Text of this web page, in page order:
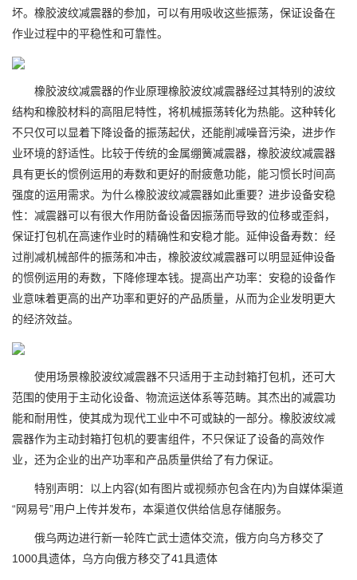
坏。橡胶波纹减震器的参加，可以有用吸收这些振荡，保证设备在
作业过程中的平稳性和可靠性。
橡胶波纹减震器的作业原理橡胶波纹减震器经过其特别的波纹
结构和橡胶材料的高阻尼特性，将机械振荡转化为热能。这种转化
不只仅可以显着下降设备的振荡起伏，还能削减噪音污染，进步作
业环境的舒适性。比较于传统的金属绷簧减震器，橡胶波纹减震器
具有更长的惯例运用的寿数和更好的耐疲惫功能，能习惯长时间高
强度的运用需求。为什么橡胶波纹减震器如此重要？进步设备安稳
性：减震器可以有很大作用防备设备因振荡而导致的位移或歪斜，
保证打包机在高速作业时的精确性和安稳才能。延伸设备寿数：经
过削减机械部件的振荡和冲击，橡胶波纹减震器可以明显延伸设备
的惯例运用的寿数，下降修理本钱。提高出产功率：安稳的设备作
业意味着更高的出产功率和更好的产品质量，从而为企业发明更大
的经济效益。
使用场景橡胶波纹减震器不只适用于主动封箱打包机，还可大
范围的使用于主动化设备、物流运送体系等范畴。其杰出的减震功
能和耐用性，使其成为现代工业中不可或缺的一部分。橡胶波纹减
震器作为主动封箱打包机的要害组件，不只保证了设备的高效作
业，还为企业的出产功率和产品质量供给了有力保证。
特别声明：以上内容(如有图片或视频亦包含在内)为自媒体渠道
“网易号”用户上传并发布，本渠道仅供给信息存储服务。
俄乌两边进行新一轮阵亡武士遗体交流，俄方向乌方移交了
1000具遗体，乌方向俄方移交了41具遗体